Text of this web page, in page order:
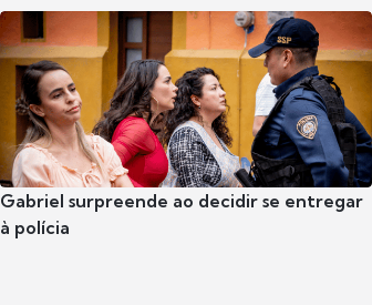
Gabriel surpreende ao decidir se entregar
à polícia